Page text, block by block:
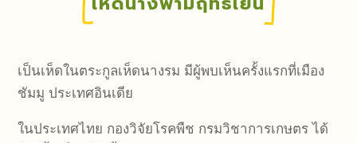
เป็นเห็ดในตระกูลเห็ดนางรม มีผู้พบเห็นครั้งแรกที่เมือง
ชัมมู ประเทศอินเดีย
ในประเทศไทย กองวิจัยโรคพืช กรมวิชาการเกษตร ได้